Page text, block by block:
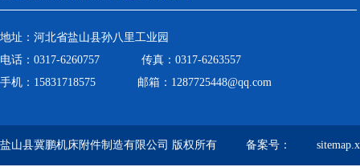
地址：河北省盐山县孙八里工业园
电话：0317-6260757 传真：0317-6263557
手机：15831718575 邮箱：1287725448@qq.com
盐山县冀鹏机床附件制造有限公司 版权所有 备案号：